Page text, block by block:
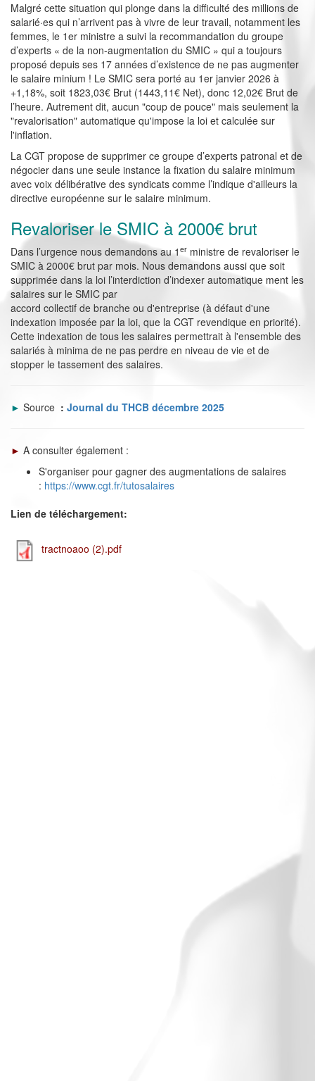
Malgré cette situation qui plonge dans la difficulté des millions de
salarié·es qui n’arrivent pas à vivre de leur travail, notamment les
femmes, le 1er ministre a suivi la recommandation du groupe
d’experts « de la non-augmentation du SMIC » qui a toujours
proposé depuis ses 17 années d’existence de ne pas augmenter
le salaire minium ! Le SMIC sera porté au 1er janvier 2026 à
+1,18%, soit 1823,03€ Brut (1443,11€ Net), donc 12,02€ Brut de
l’heure. Autrement dit, aucun "coup de pouce" mais seulement la
"revalorisation" automatique qu'impose la loi et calculée sur
l'inflation.
La CGT propose de supprimer ce groupe d’experts patronal et de
négocier dans une seule instance la fixation du salaire minimum
avec voix délibérative des syndicats comme l’indique d'ailleurs la
directive européenne sur le salaire minimum.
Revaloriser le SMIC à 2000€ brut
Dans l’urgence nous demandons au 1 er ministre de revaloriser le
SMIC à 2000€ brut par mois. Nous demandons aussi que soit
supprimée dans la loi l’interdiction d’indexer automatique ment les
salaires sur le SMIC par
accord collectif de branche ou d'entreprise (à défaut d'une
indexation imposée par la loi, que la CGT revendique en priorité).
Cette indexation de tous les salaires permettrait à l'ensemble des
salariés à minima de ne pas perdre en niveau de vie et de
stopper le tassement des salaires.
► Source : Journal du THCB décembre 2025
► A consulter également :
S'organiser pour gagner des augmentations de salaires
: https://www.cgt.fr/tutosalaires
Lien de téléchargement:
tractnoaoo (2).pdf